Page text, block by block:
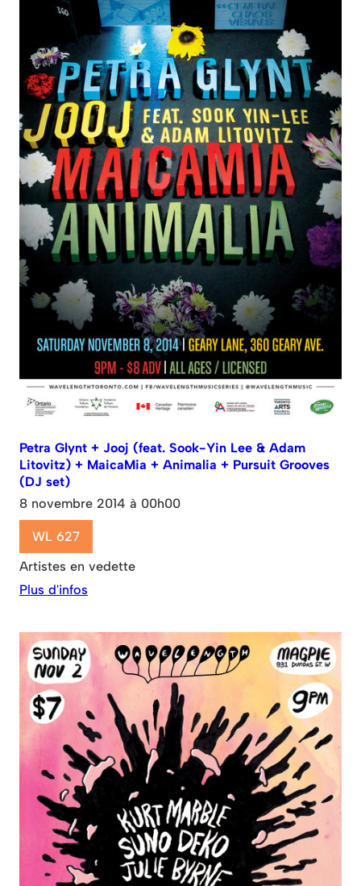
Petra Glynt + Jooj (feat. Sook-Yin Lee & Adam
Litovitz) + MaicaMia + Animalia + Pursuit Grooves
(DJ set)
8 novembre 2014 à 00h00
WL 627
Artistes en vedette
Plus d'infos